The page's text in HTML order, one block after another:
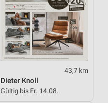
43,7 km
Dieter Knoll
Gültig bis Fr. 14.08.